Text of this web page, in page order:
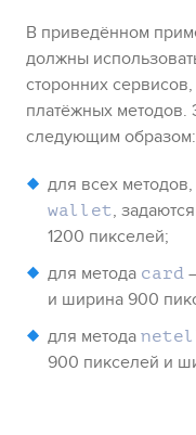
В приведённом
должны
сторонних
платёжных
следующим образом:
для всех
wallet,
1200 пикселей;
для метода card
и ширина 900
для метода
900 пикселей и